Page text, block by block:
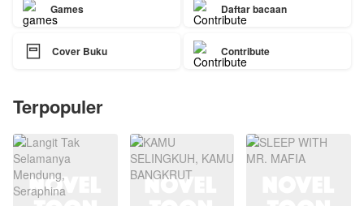
Games Daftar bacaan
 Cover Buku Contribute
Terpopuler